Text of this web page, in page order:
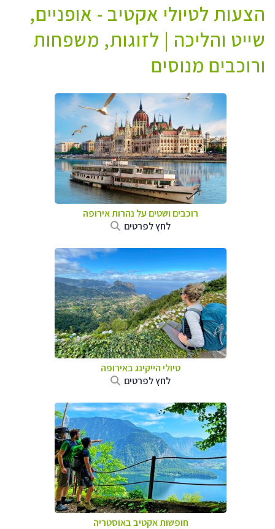
הצעות לטיולי אקטיב - אופניים,
שייט והליכה | לזוגות, משפחות
ורוכבים מנוסים
רוכבים ושטים על נהרות אירופה
לחץ לפרטים
טיולי הייקינג באירופה
לחץ לפרטים
חופשות אקטיב באוסטריה